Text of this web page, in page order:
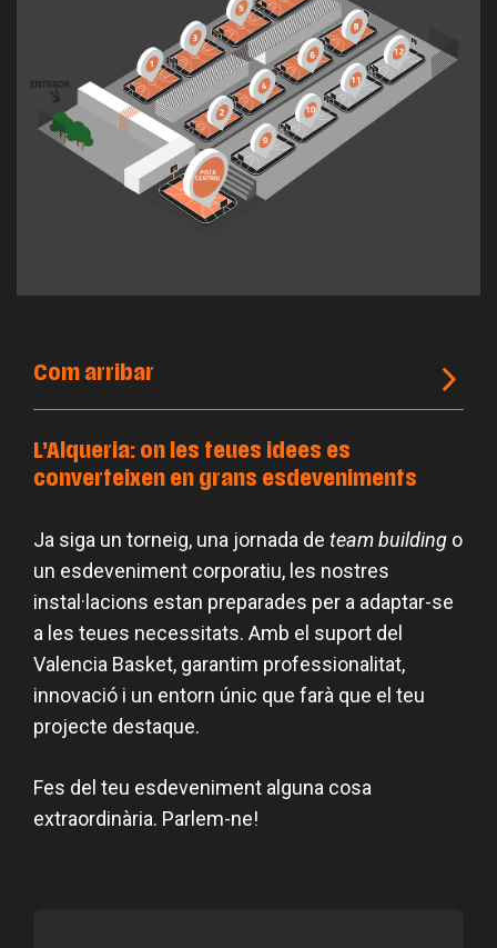
Com arribar
L’Alqueria: on les teues idees es
converteixen en grans esdeveniments
Ja siga un torneig, una jornada de team building o
un esdeveniment corporatiu, les nostres
instal·lacions estan preparades per a adaptar-se
a les teues necessitats. Amb el suport del
Valencia Basket, garantim professionalitat,
innovació i un entorn únic que farà que el teu
projecte destaque.
Fes del teu esdeveniment alguna cosa
extraordinària. Parlem-ne!